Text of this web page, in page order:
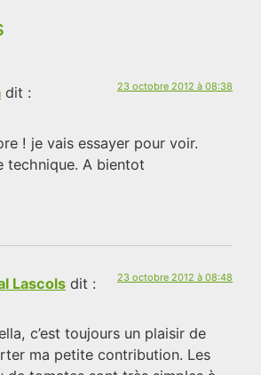
dit : 23 octobre 2012 à 08:38
! je vais essayer pour voir.
technique. A bientot
Lascols dit : 23 octobre 2012 à 08:48
c’est toujours un plaisir de
ma petite contribution. Les